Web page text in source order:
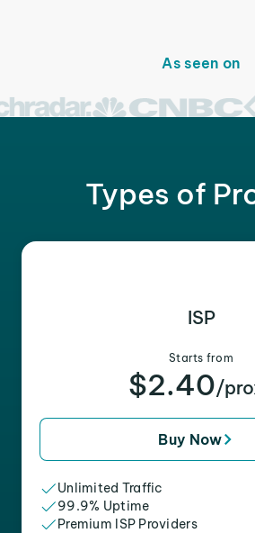
As seen on
Types of
ISP
Starts from
$2.40/
Buy Now
Unlimited Traffic
99.9% Uptime
Premium ISP Providers